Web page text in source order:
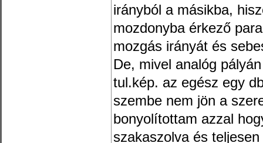
irányból a másikba,
mozdonyba érkező
mozgás irányát és
De, mivel analóg
tul.kép. az egész egy
szembe nem jön a
bonyolítottam azzal
szakaszolva és